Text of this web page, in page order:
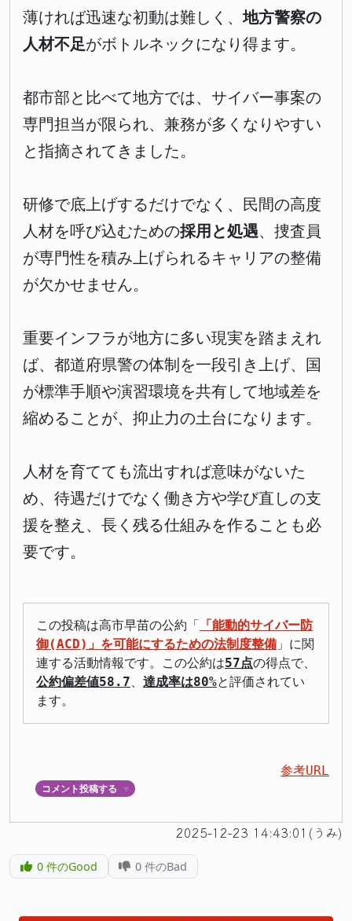
薄ければ迅速な初動は難しく、地方警察の
人材不足がボトルネックになり得ます。
都市部と比べて地方では、サイバー事案の
専門担当が限られ、兼務が多くなりやすい
と指摘されてきました。
研修で底上げするだけでなく、民間の高度
人材を呼び込むための採用と処遇、捜査員
が専門性を積み上げられるキャリアの整備
が欠かせません。
重要インフラが地方に多い現実を踏まえれ
ば、都道府県警の体制を一段引き上げ、国
が標準手順や演習環境を共有して地域差を
縮めることが、抑止力の土台になります。
人材を育てても流出すれば意味がないた
め、待遇だけでなく働き方や学び直しの支
援を整え、長く残る仕組みを作ることも必
要です。
この投稿は高市早苗の公約「
「能動的サイバー防
御(ACD)」を可能にするための法制度整備 」に関
連する活動情報です。この公約は57点の得点で、
公約偏差値58.7、 達成率は80%と評価されてい
ます。
参考URL
コメント投稿する ▼
2025-12-23 14:43:01(うみ)
0件のGood 0 件のBad